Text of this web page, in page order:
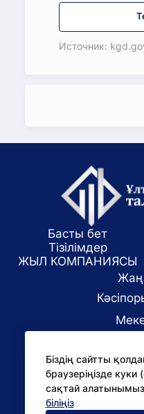
Источник:
Біздің сайтты
браузеріңізде
сақтай
біліңіз
Басты бет
Тізілімдер
ЖЫЛ КОМПАНИЯСЫ